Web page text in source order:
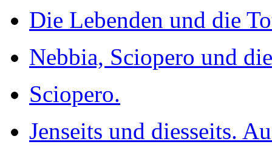
Die Lebenden und die
Nebbia, Sciopero und
Sciopero.
Jenseits und diesseits.